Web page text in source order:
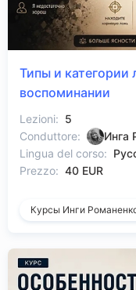
Типы и
воспоминании
Lezioni: 5
Conduttore:
Инга
Lingua del corso:
Prezzo: 40 EUR
Курсы Инги